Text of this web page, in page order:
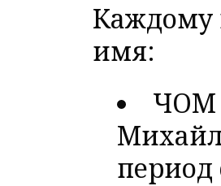
Каждому
имя:
ЧОМ
период